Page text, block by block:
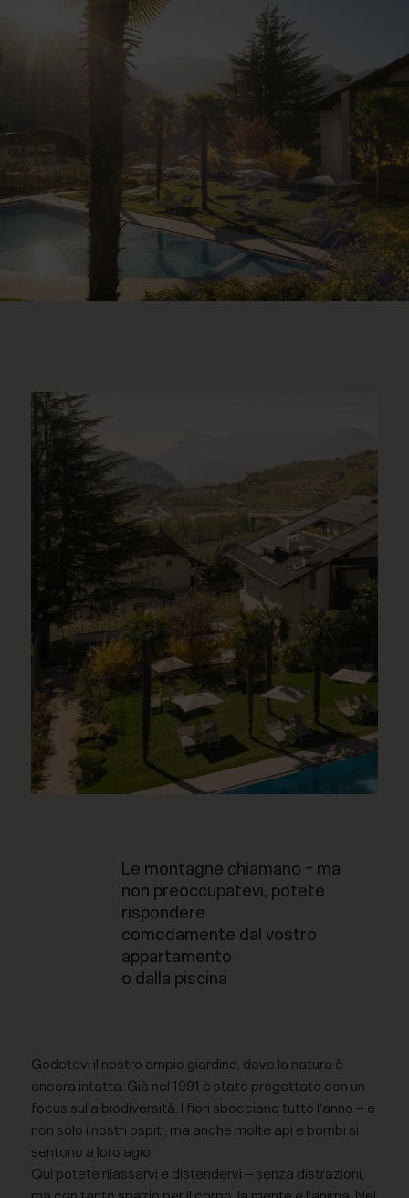
Le montagne chiamano - ma
non preoccupatevi, potete
rispondere
comodamente dal vostro
appartamento
o dalla piscina
Godetevi il nostro ampio giardino, dove la natura è
ancora intatta. Già nel 1991 è stato progettato con un
focus sulla biodiversità. I fiori sbocciano tutto l'anno – e
non solo i nostri ospiti, ma anche molte api e bombi si
sentono a loro agio.
Qui potete rilassarvi e distendervi – senza distrazioni,